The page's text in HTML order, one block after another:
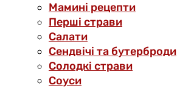
Мамині рецепти
Перші страви
Салати
Сендвічі та бутерброди
Солодкі страви
Соуси